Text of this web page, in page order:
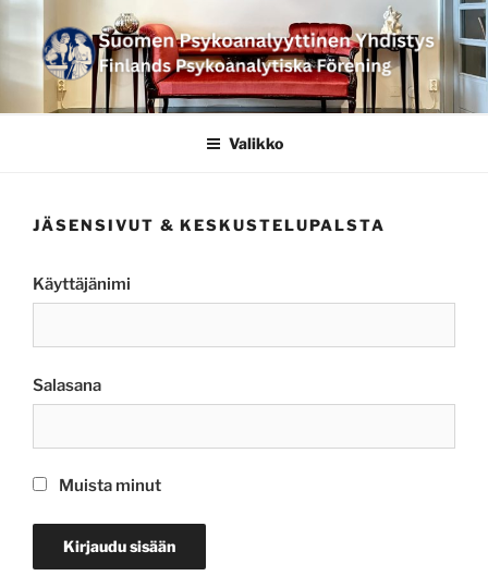
sisältöön
SUOMEN
PSYKOANALYYTTINEN
PSYKOANALYTISKA
Valikko
JÄSENSIVUT & KESKUSTELUPALSTA
Käyttäjänimi
Salasana
Muista minut